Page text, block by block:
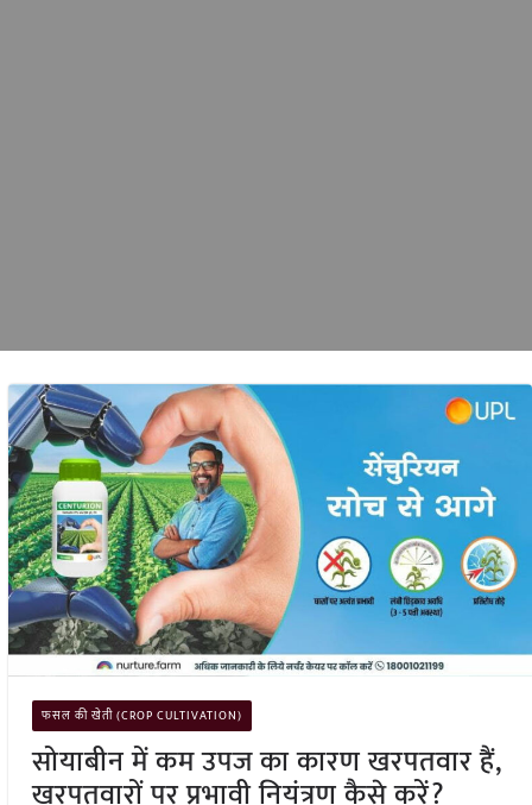
फसल की खेती (CROP CULTIVATION)
सोयाबीन में कम उपज का कारण खरपतवार हैं,